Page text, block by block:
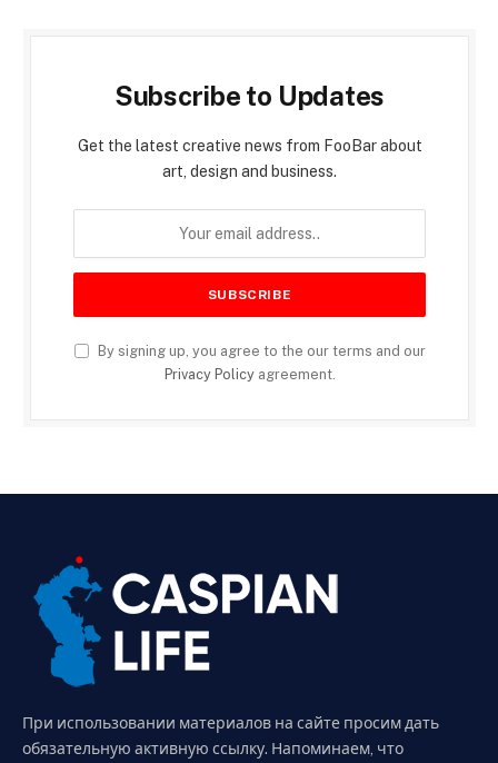
Subscribe to Updates
Get the latest creative news from FooBar about
art, design and business.
By signing up, you agree to the our terms and our
Privacy Policyagreement.
При использовании материалов на сайте просим дать
обязательную активную ссылку. Напоминаем, что